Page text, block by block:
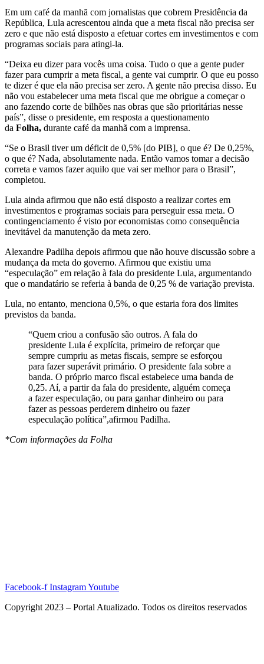
Em um café da manhã com jornalistas que cobrem Presidência da
República, Lula acrescentou ainda que a meta fiscal não precisa ser
zero e que não está disposto a efetuar cortes em investimentos e com
programas sociais para atingi-la.
“Deixa eu dizer para vocês uma coisa. Tudo o que a gente puder
fazer para cumprir a meta fiscal, a gente vai cumprir. O que eu posso
te dizer é que ela não precisa ser zero. A gente não precisa disso. Eu
não vou estabelecer uma meta fiscal que me obrigue a começar o
ano fazendo corte de bilhões nas obras que são prioritárias nesse
país”, disse o presidente, em resposta a questionamento
da Folha, durante café da manhã com a imprensa.
“Se o Brasil tiver um déficit de 0,5% [do PIB], o que é? De 0,25%,
o que é? Nada, absolutamente nada. Então vamos tomar a decisão
correta e vamos fazer aquilo que vai ser melhor para o Brasil”,
completou.
Lula ainda afirmou que não está disposto a realizar cortes em
investimentos e programas sociais para perseguir essa meta. O
contingenciamento é visto por economistas como consequência
inevitável da manutenção da meta zero.
Alexandre Padilha depois afirmou que não houve discussão sobre a
mudança da meta do governo. Afirmou que existiu uma
“especulação” em relação à fala do presidente Lula, argumentando
que o mandatário se referia à banda de 0,25 % de variação prevista.
Lula, no entanto, menciona 0,5%, o que estaria fora dos limites
previstos da banda.
“Quem criou a confusão são outros. A fala do
presidente Lula é explícita, primeiro de reforçar que
sempre cumpriu as metas fiscais, sempre se esforçou
para fazer superávit primário. O presidente fala sobre a
banda. O próprio marco fiscal estabelece uma banda de
0,25. Aí, a partir da fala do presidente, alguém começa
a fazer especulação, ou para ganhar dinheiro ou para
fazer as pessoas perderem dinheiro ou fazer
especulação política”,afirmou Padilha.
*Com informações da Folha
Facebook-f InstagramYoutube
Copyright 2023 – Portal Atualizado. Todos os direitos reservados